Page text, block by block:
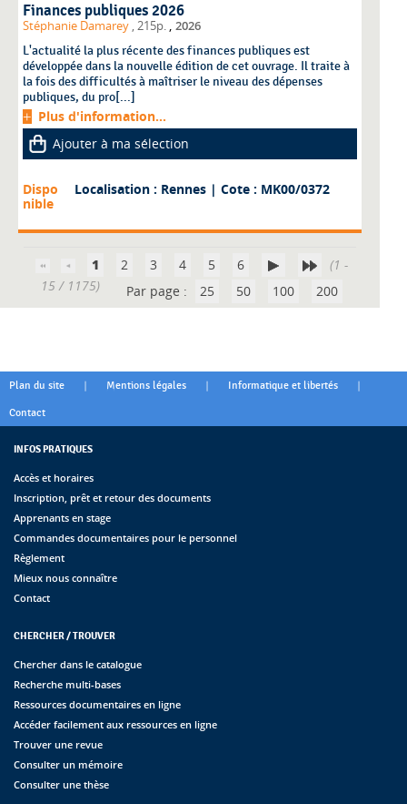
Finances publiques 2026
Stéphanie Damarey , 215p. 2026
L'actualité la plus récente des finances publiques est
développée dans la nouvelle édition de cet ouvrage. Il traite à
la fois des difficultés à maîtriser le niveau des dépenses
publiques, du pro[...]
Plus d'information...
Ajouter à ma sélection
Dispo
nible
Localisation : Rennes | Cote : MK00/0372
1 2 3 4 5 6
15 / 1175)
Par page : 25 50 100 200
Plan du site | Mentions légales | Informatique et libertés |
Contact
INFOS PRATIQUES
Accès et horaires
Inscription, prêt et retour des documents
Apprenants en stage
Commandes documentaires pour le personnel
Règlement
Mieux nous connaître
Contact
CHERCHER / TROUVER
Chercher dans le catalogue
Recherche multi-bases
Ressources documentaires en ligne
Accéder facilement aux ressources en ligne
Trouver une revue
Consulter un mémoire
Consulter une thèse